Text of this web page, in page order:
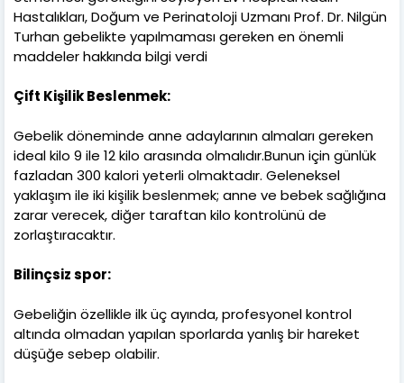
Hastalıkları, Doğum ve Perinatoloji Uzmanı Prof. Dr. Nilgün
Turhan gebelikte yapılmaması gereken en önemli
maddeler hakkında bilgi verdi
Çift Kişilik Beslenmek:
Gebelik döneminde anne adaylarının almaları gereken
ideal kilo 9 ile 12 kilo arasında olmalıdır.Bunun için günlük
fazladan 300 kalori yeterli olmaktadır. Geleneksel
yaklaşım ile iki kişilik beslenmek; anne ve bebek sağlığına
zarar verecek, diğer taraftan kilo kontrolünü de
zorlaştıracaktır.
Bilinçsiz spor:
Gebeliğin özellikle ilk üç ayında, profesyonel kontrol
altında olmadan yapılan sporlarda yanlış bir hareket
düşüğe sebep olabilir.